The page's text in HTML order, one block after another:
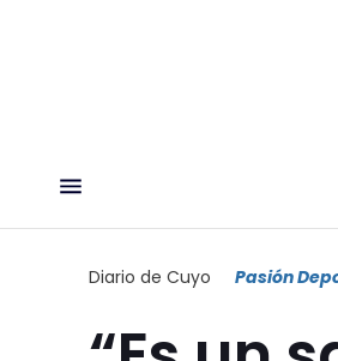
Diario de Cuyo Pasión